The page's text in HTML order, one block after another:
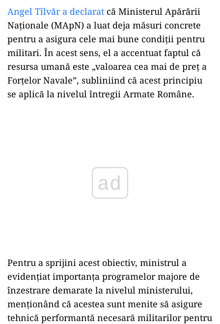
Angel Tîlvăr a declarat că Ministerul Apărării
Naționale (MApN) a luat deja măsuri concrete
pentru a asigura cele mai bune condiții pentru
militari. În acest sens, el a accentuat faptul că
resursa umană este „valoarea cea mai de preţ a
Forţelor Navale”, subliniind că acest principiu
se aplică la nivelul întregii Armate Române.
Pentru a sprijini acest obiectiv, ministrul a
evidențiat importanța programelor majore de
înzestrare demarate la nivelul ministerului,
menționând că acestea sunt menite să asigure
tehnică performantă necesară militarilor pentru